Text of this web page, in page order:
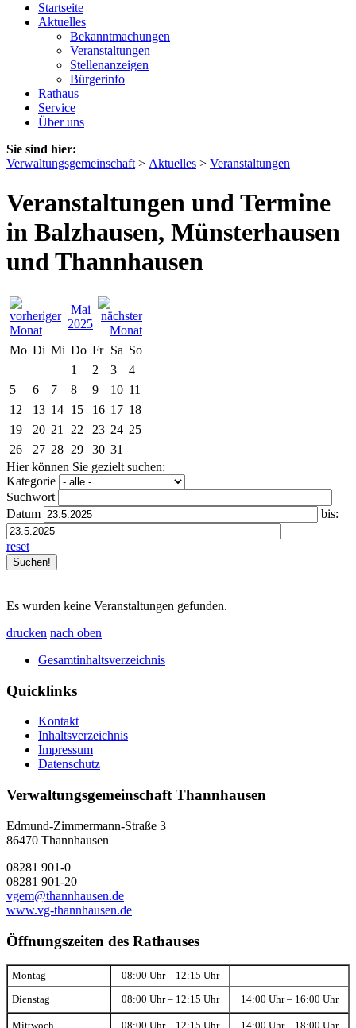
Startseite
Aktuelles
Bekanntmachungen
Veranstaltungen
Stellenanzeigen
Bürgerinfo
Rathaus
Service
Über uns
Sie sind hier:
Verwaltungsgemeinschaft > Aktuelles > Veranstaltungen
Veranstaltungen und Termine
in Balzhausen, Münsterhausen
und Thannhausen
Mai
2025
Mo Di Mi Do Fr Sa So
1
2 3
4
5
6 7 8 9 10 11
12
13 14 15 16 17 18
19
20 21 22 23 24 25
26
27 28 29 30 31
Hier können Sie gezielt suchen:
Kategorie
Suchwort
Datum
bis:
reset
Es wurden keine Veranstaltungen gefunden.
drucken nach oben
Gesamtinhaltsverzeichnis
Quicklinks
Kontakt
Inhaltsverzeichnis
Impressum
Datenschutz
Verwaltungsgemeinschaft Thannhausen
Edmund-Zimmermann-Straße 3
86470 Thannhausen
08281 901-0
08281 901-20
vgem@thannhausen.de
www.vg-thannhausen.de
Öffnungszeiten des Rathauses
Montag 08:00 Uhr – 12:15 Uhr
Dienstag 08:00 Uhr – 12:15 Uhr 14:00 Uhr – 16:00 Uhr